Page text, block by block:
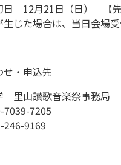
12月21日（日） 【先
た場合は、当日会場受
・申込先
里山讃歌音楽祭事務局
7205
9169